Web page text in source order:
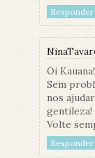
Responder
Oi Kauana!
Sem
nos
Volte
Responder